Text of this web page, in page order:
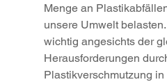
Menge an
unsere Umwelt
wichtig angesichts der
Herausforderungen
Plastikverschmutzung